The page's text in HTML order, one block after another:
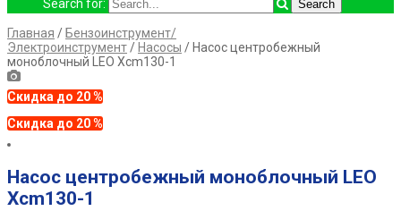
Search for:
Главная / Бензоинструмент/
Электроинструмент/ Насосы / Насос центробежный
моноблочный LEO Xcm130-1
Скидка до 20 %
Скидка до 20 %
Насос центробежный моноблочный LEO
Xcm130-1